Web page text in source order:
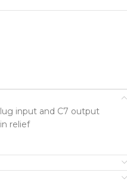
input and C7 output
relief